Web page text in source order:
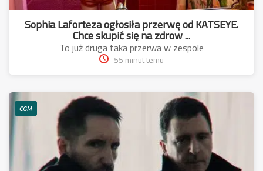
Sophia Laforteza ogłosiła przerwę od KATSEYE.
Chce skupić się na zdrow ...
To już druga taka przerwa w zespole
55 minut temu
CGM